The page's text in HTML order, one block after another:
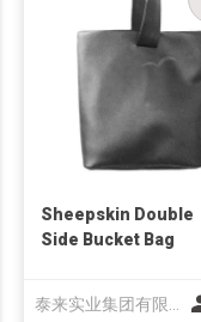
Sheepskin Double
Side Bucket Bag